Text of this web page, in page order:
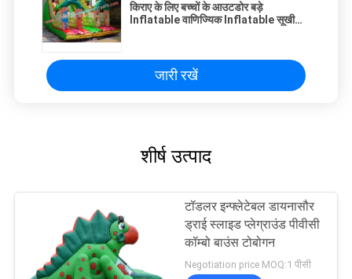
किराए के लिए बच्चों के आउटडोर बड़े
Inflatable वाणिज्यिक Inflatable सूखी
जारी रखें
शीर्ष उत्पाद
टॉडलर इन्फ्लेटेबल डायनासौर
ड्राई स्लाइड प्लेग्राउंड पीवीसी
कॉम्बो बाउंस टोबोगन
Negotiation price MOQ:1 पीसी